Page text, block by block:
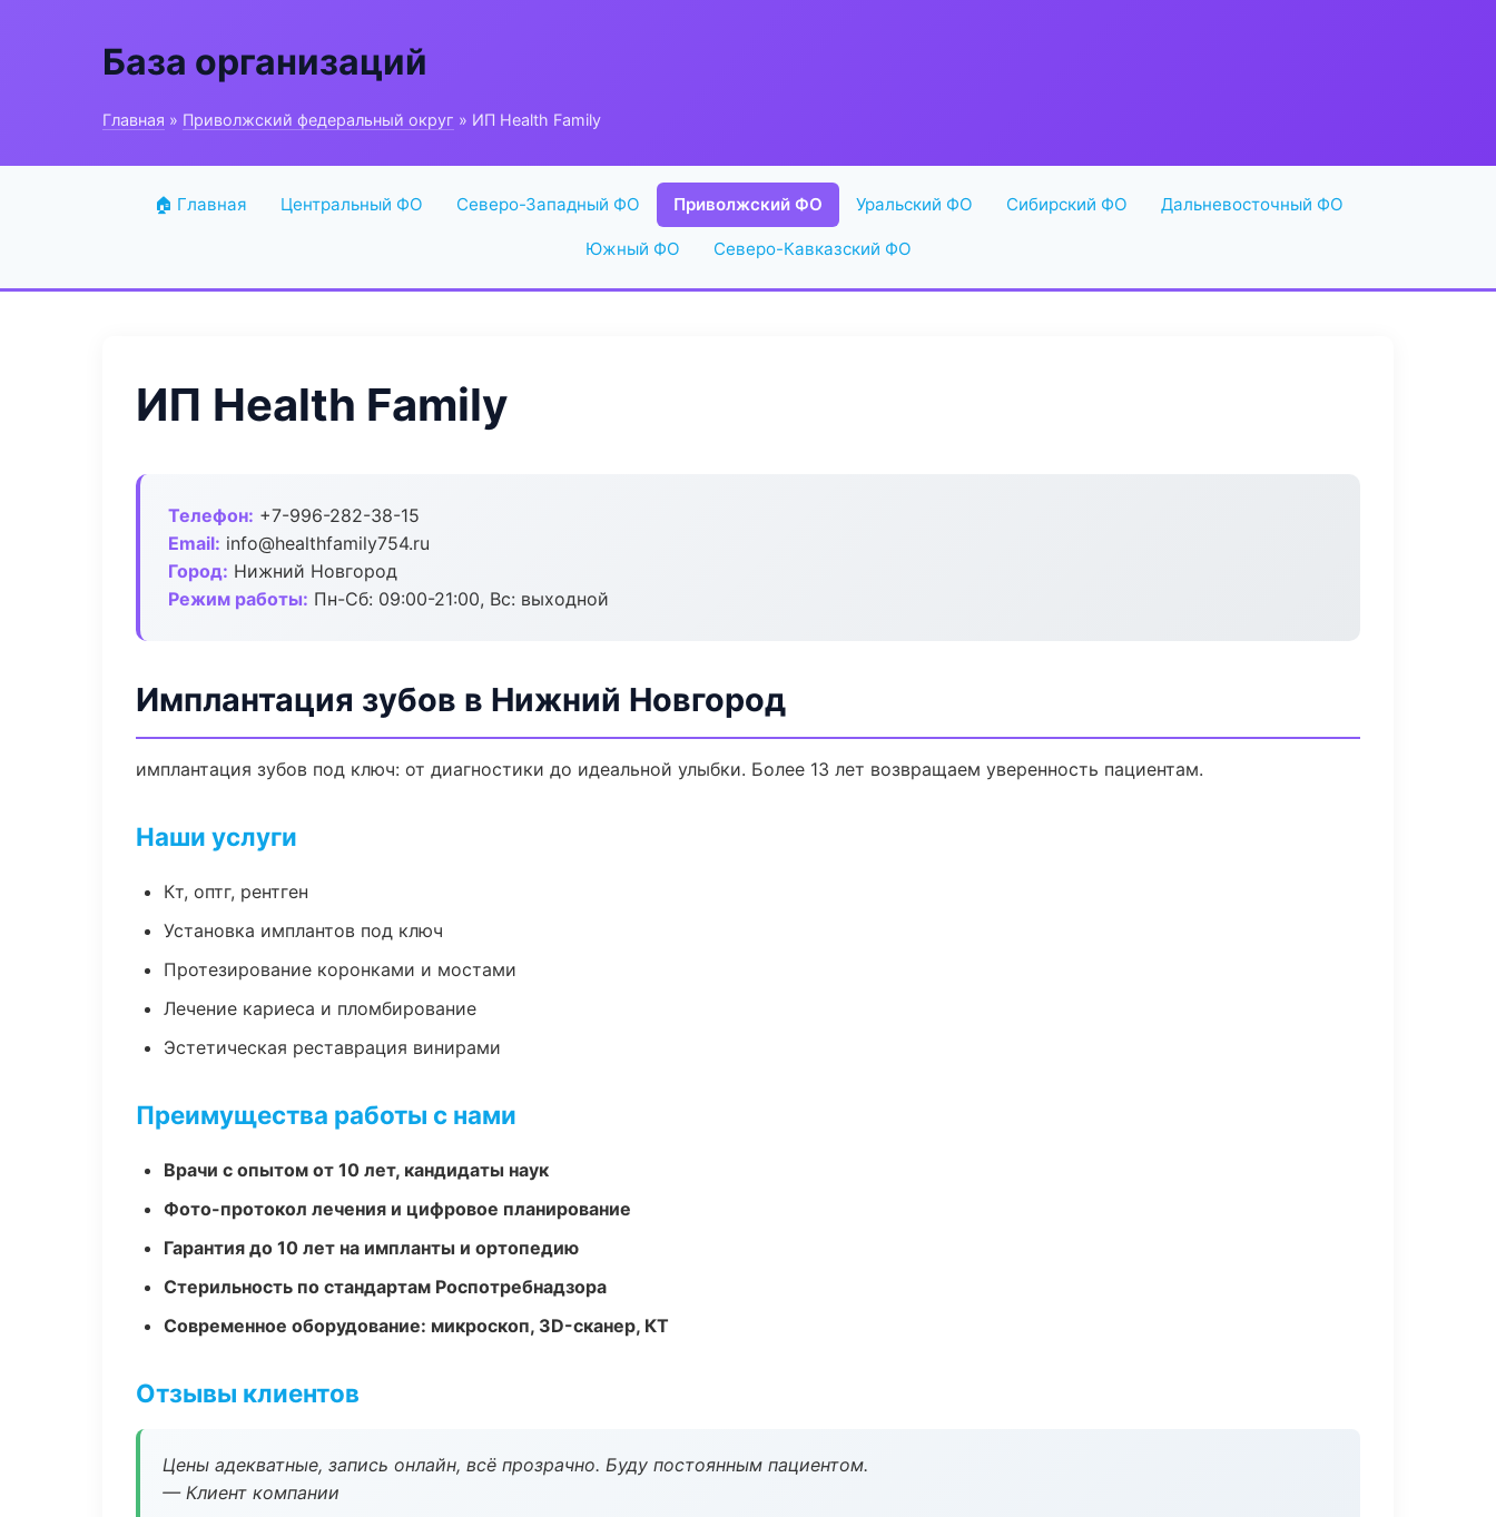
База организаций
Главная » Приволжский федеральный округ » ИП Health Family
🏠 Главная Центральный ФО Северо-Западный ФО Приволжский ФО Уральский ФО Сибирский ФО Дальневосточный ФО
Южный ФО Северо-Кавказский ФО
ИП Health Family
Телефон: +7-996-282-38-15
Email: info@healthfamily754.ru
Город: Нижний Новгород
Режим работы: Пн-Сб: 09:00-21:00, Вс: выходной
Имплантация зубов в Нижний Новгород
имплантация зубов под ключ: от диагностики до идеальной улыбки. Более 13 лет возвращаем уверенность пациентам.
Наши услуги
Кт, оптг, рентген
Установка имплантов под ключ
Протезирование коронками и мостами
Лечение кариеса и пломбирование
Эстетическая реставрация винирами
Преимущества работы с нами
Врачи с опытом от 10 лет, кандидаты наук
Фото-протокол лечения и цифровое планирование
Гарантия до 10 лет на импланты и ортопедию
Стерильность по стандартам Роспотребнадзора
Современное оборудование: микроскоп, 3D-сканер, КТ
Отзывы клиентов
Цены адекватные, запись онлайн, всё прозрачно. Буду постоянным пациентом.
— Клиент компании